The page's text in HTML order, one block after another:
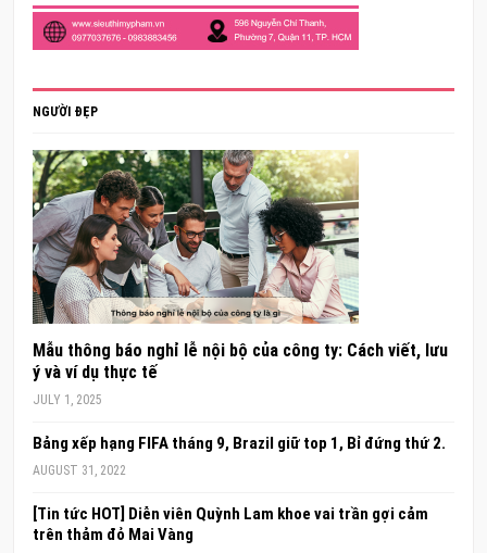
NGƯỜI ĐẸP
Mẫu thông báo nghỉ lễ nội bộ của công ty: Cách viết, lưu
ý và ví dụ thực tế
JULY 1, 2025
Bảng xếp hạng FIFA tháng 9, Brazil giữ top 1, Bỉ đứng thứ 2.
AUGUST 31, 2022
[Tin tức HOT] Diễn viên Quỳnh Lam khoe vai trần gợi cảm
trên thảm đỏ Mai Vàng